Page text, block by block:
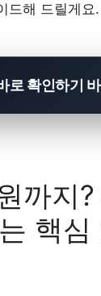
드해 드릴게요.
로 확인하기
까지
핵심